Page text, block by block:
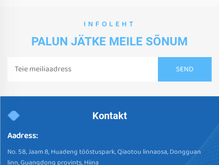
INFOLEHT
PALUN JÄTKE MEILE SÕNUM
Kontakt
Aadress:
No. 58, Jaam 8, Huadeng tööstuspark, Qiaotou linnaosa, Dongguan
linn, Guangdong provints, Hiina